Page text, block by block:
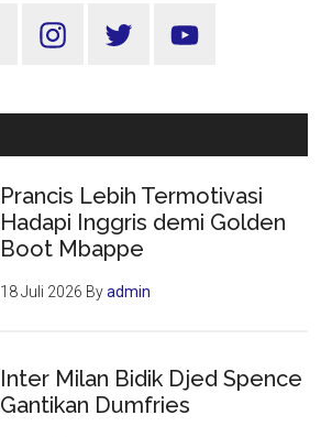
Prancis Lebih Termotivasi
Hadapi Inggris demi Golden
Boot Mbappe
18 Juli 2026 Byadmin
Inter Milan Bidik Djed Spence
Gantikan Dumfries